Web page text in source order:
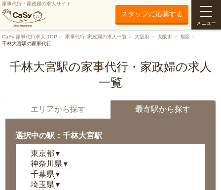
家事代行・家政婦の求人サイト
スタッフに応募する
メニュー
CaSy 家事代行求人 TOP 家事代行･家政婦の求人一覧 大阪府 大阪市
旭区
千林大宮駅の家事代行
千林大宮駅の家事代行・家政婦の求人
一覧
エリアから探す 最寄駅から探す
選択中の駅：千林大宮駅
東京都▼
神奈川県 ▼
千葉県 ▼
埼玉県 ▼